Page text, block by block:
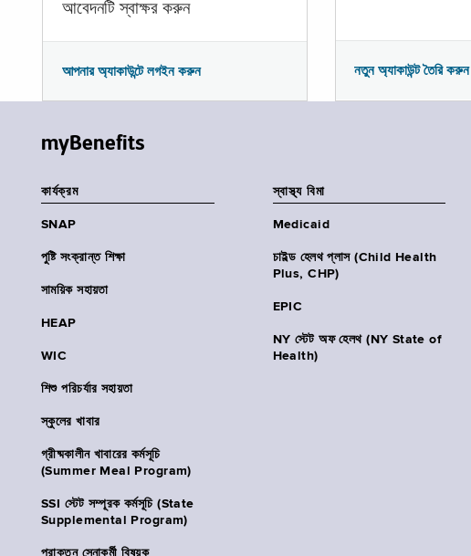
আবেদনটি স্বাক্ষর করুন
আপনার অ্যাকাউন্টে লগইন করুন নতুন অ্যাকাউন্ট তৈরি করুন
myBenefits
কার্যক্রম
SNAP
পুষ্টি সংক্রান্ত শিক্ষা
সাময়িক সহায়তা
HEAP
WIC
শিশু পরিচর্যার সহায়তা
স্কুলের খাবার
গ্রীষ্মকালীন খাবারের কর্মসূচি
(Summer Meal Program)
SSI স্টেট সম্পূরক কর্মসূচি (State
Supplemental Program)
প্রাক্তন সেনাকর্মী বিষয়ক
স্বাস্থ্য বিমা
Medicaid
চাইল্ড হেলথ প্লাস (Child Health
Plus, CHP)
EPIC
NY স্টেট অফ হেলথ (NY State of
Health)